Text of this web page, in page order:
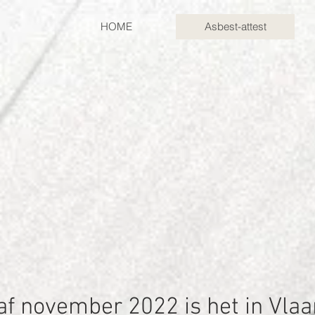
HOME Asbest-attest
november 2022 is het in